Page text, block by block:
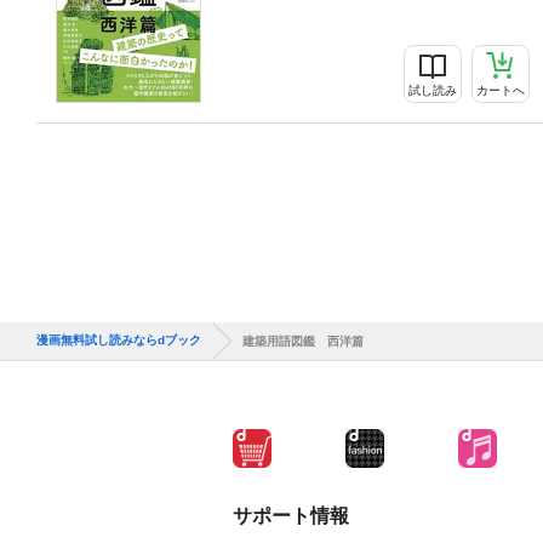
試し読み カートへ
漫画無料試し読みならdブック 建築用語図鑑 西洋篇
サポート情報